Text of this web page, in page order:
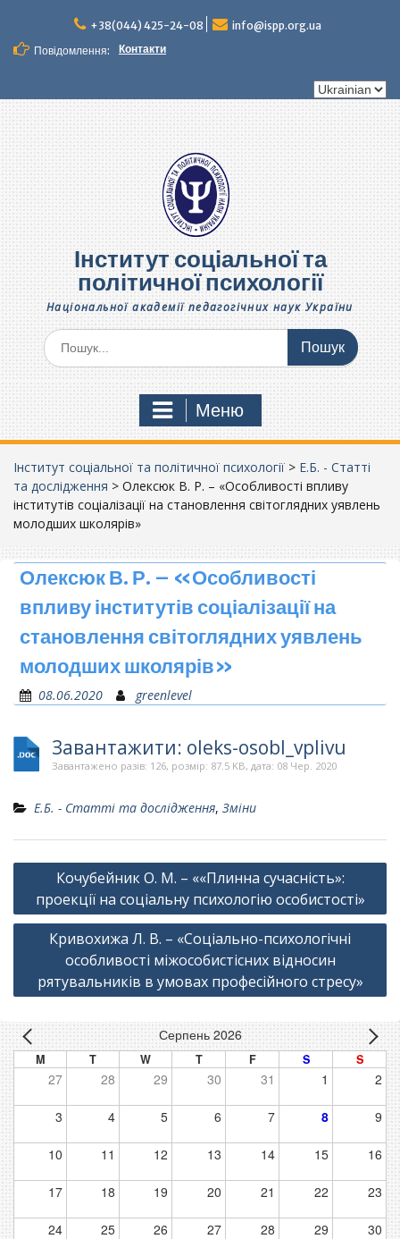
вмісту
+38(044) 425-24-08
info@ispp.org.ua
Повідомлення:
Контакти
Вибрати
Інститут соціальної та
політичної психології
Національної академії педагогічних наук України
Шукати:
Меню
Інститут соціальної та політичної психології > Е.Б. - Статті
та дослідження > Олексюк В. Р. – «Особливості впливу
інститутів соціалізації на становлення світоглядних уявлень
молодших школярів»
Олексюк В. Р. – «Особливості
впливу інститутів соціалізації на
становлення світоглядних уявлень
молодших школярів»
08.06.2020 greenlevel
Завантажити: oleks-osobl_vplivu
Завантажено разів: 126, розмір: 87.5 KB, дата: 08 Чер. 2020
Е.Б. - Статті та дослідження, Зміни
Навігація
записів
Кочубейник О. М. – ««Плинна сучасність»:
проекції на соціальну психологію особистості»
Кривохижа Л. В. – «Соціально-психологічні
особливості міжособистісних відносин
рятувальників в умовах професійного стресу»
Серпень 2026
M T W T F S S
27 28 29 30 31 1 2
3 4 5 6 7 8 9
10 11 12 13 14 15 16
17 18 19 20 21 22 23
24 25 26 27 28 29 30